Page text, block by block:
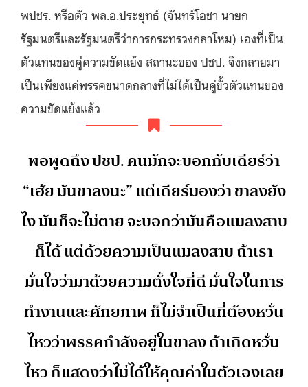
พปชร. หรือตัว พล.อ.ประยุทธ์ (จันทร์โอชา นายก
รัฐมนตรีและรัฐมนตรีว่าการกระทรวงกลาโหม) เองที่เป็น
ตัวแทนของคู่ความขัดแย้ง สถานะของ ปชป. จึงกลายมา
เป็นเพียงแค่พรรคขนาดกลางที่ไม่ได้เป็นคู่ขั้วตัวแทนของ
ความขัดแย้งแล้ว
พอพูดถึง ปชป. คนมักจะบอกกับเดียร์ว่า
“เฮ้ย มันขาลงนะ” แต่เดียร์มองว่า ขาลงยัง
ไง มันก็จะไม่ตาย จะบอกว่ามันคือแมลงสาบ
ก็ได้ แต่ด้วยความเป็นแมลงสาบ ถ้าเรา
มั่นใจว่ามาด้วยความตั้งใจที่ดี มั่นใจในการ
ทำงานและศักยภาพ ก็ไม่จำเป็นที่ต้องหวั่น
ไหวว่าพรรคกำลังอยู่ในขาลง ถ้าเกิดหวั่น
ไหว ก็แสดงว่าไม่ได้ให้คุณค่าในตัวเองเลย